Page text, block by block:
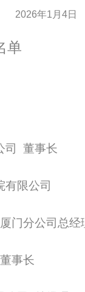
2026年1月4日
单
司 董事长
有限公司
厦门分公司总经
董事长